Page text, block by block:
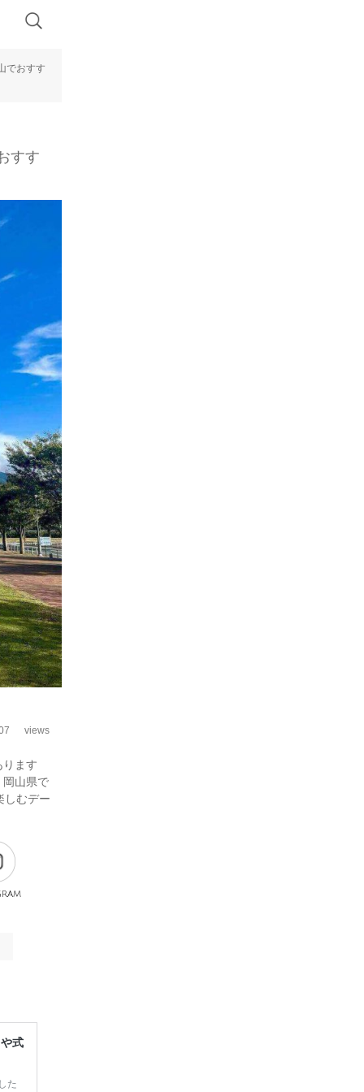
でおすす
すす
views
ます
岡山県で
しむデー
式
た